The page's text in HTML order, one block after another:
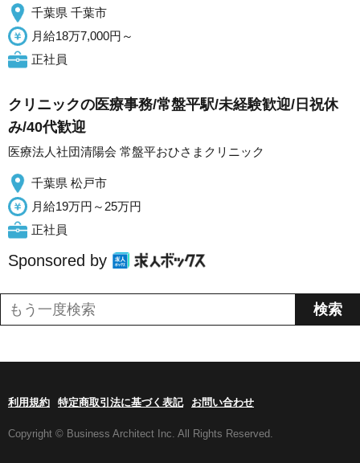
千葉県 千葉市
月給18万7,000円～
正社員
クリニックの医療事務/常盤平駅/未経験歓迎/日祝休
み/40代歓迎
医療法人社団清陽会 常盤平おひさまクリニック
千葉県 松戸市
月給19万円～25万円
正社員
Sponsored by
利用規約 特定商取引法に基づく表記 お問い合わせ
Copyright © Business Architect Inc. All Rights Reserved.